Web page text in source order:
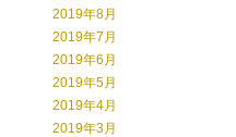
2019年8月
2019年7月
2019年6月
2019年5月
2019年4月
2019年3月